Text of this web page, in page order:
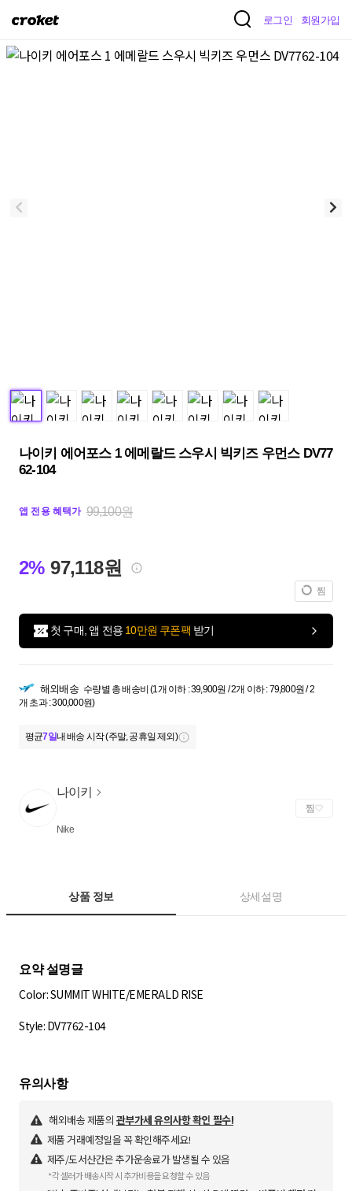
크
켓
로그인 회원가입
나이키 에어포스 1 에메랄드 스우시 빅키즈 우먼스 DV77
62-104
앱 전용 혜택가 99,100원
2% 97,118원
찜
첫 구매, 앱 전용 10만원 쿠폰팩 받기
해외배송 수량별 총 배송비 (1개 이하 : 39,900원 / 2개 이하 : 79,800원 / 2
개 초과 : 300,000원)
평균7일내 배송 시작 (주말, 공휴일 제외)
나이키
Nike
찜
상품 정보 상세설명
요약 설명글
Color: SUMMIT WHITE/EMERALD RISE
Style: DV7762-104
유의사항
해외배송 제품의 관부가세 유의사항 확인 필수!
제품 거래예정일을 꼭 확인해주세요!
제주/도서산간은 추가운송료가 발생될 수 있음
*각 셀러가 배송시작 시 추가비용을 요청할 수 있음